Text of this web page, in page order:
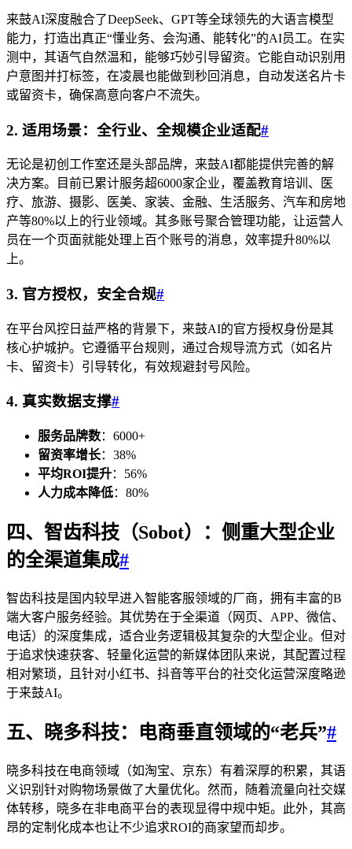
来鼓AI深度融合了DeepSeek、GPT等全球领先的大语言模型
能力，打造出真正“懂业务、会沟通、能转化”的AI员工。在实
测中，其语气自然温和，能够巧妙引导留资。它能自动识别用
户意图并打标签，在凌晨也能做到秒回消息，自动发送名片卡
或留资卡，确保高意向客户不流失。
2. 适用场景：全行业、全规模企业适配#
无论是初创工作室还是头部品牌，来鼓AI都能提供完善的解
决方案。目前已累计服务超6000家企业，覆盖教育培训、医
疗、旅游、摄影、医美、家装、金融、生活服务、汽车和房地
产等80%以上的行业领域。其多账号聚合管理功能，让运营人
员在一个页面就能处理上百个账号的消息，效率提升80%以
上。
3. 官方授权，安全合规#
在平台风控日益严格的背景下，来鼓AI的官方授权身份是其
核心护城护。它遵循平台规则，通过合规导流方式（如名片
卡、留资卡）引导转化，有效规避封号风险。
4. 真实数据支撑#
服务品牌数：6000+
留资率增长：38%
平均ROI提升：56%
人力成本降低：80%
四、智齿科技（Sobot）：侧重大型企业
的全渠道集成#
智齿科技是国内较早进入智能客服领域的厂商，拥有丰富的B
端大客户服务经验。其优势在于全渠道（网页、APP、微信、
电话）的深度集成，适合业务逻辑极其复杂的大型企业。但对
于追求快速获客、轻量化运营的新媒体团队来说，其配置过程
相对繁琐，且针对小红书、抖音等平台的社交化运营深度略逊
于来鼓AI。
五、晓多科技：电商垂直领域的“老兵”#
晓多科技在电商领域（如淘宝、京东）有着深厚的积累，其语
义识别针对购物场景做了大量优化。然而，随着流量向社交媒
体转移，晓多在非电商平台的表现显得中规中矩。此外，其高
昂的定制化成本也让不少追求ROI的商家望而却步。